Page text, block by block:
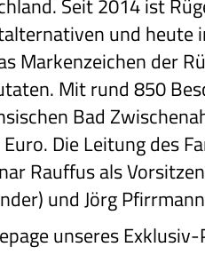
und heute
Markenzeichen der
Mit rund 850
Bad
Die Leitung des
Rauffus als
und Jörg
unseres